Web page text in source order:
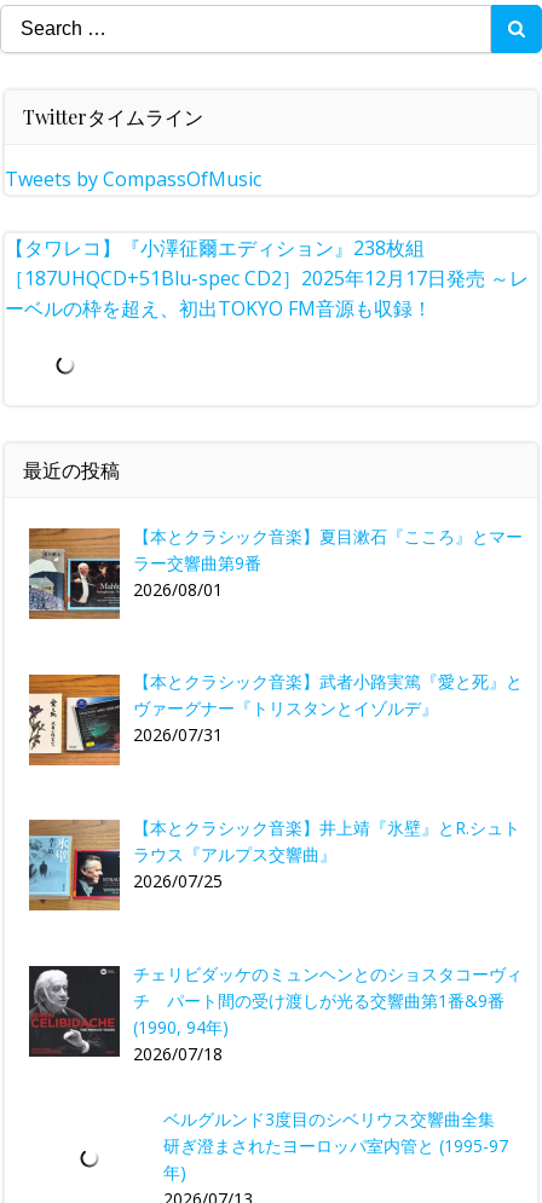
Search
for:
Twitterタイムライン
Tweets by CompassOfMusic
【タワレコ】『小澤征爾エディション』238枚組
［187UHQCD+51Blu-spec CD2］2025年12月17日発売 ～レ
ーベルの枠を超え、初出TOKYO FM音源も収録！
最近の投稿
【本とクラシック音楽】夏目漱石『こころ』とマー
ラー交響曲第9番
2026/08/01
【本とクラシック音楽】武者小路実篤『愛と死』と
ヴァーグナー『トリスタンとイゾルデ』
2026/07/31
【本とクラシック音楽】井上靖『氷壁』とR.シュト
ラウス『アルプス交響曲』
2026/07/25
チェリビダッケのミュンヘンとのショスタコーヴィ
チ パート間の受け渡しが光る交響曲第1番&9番
(1990, 94年)
2026/07/18
ベルグルンド3度目のシベリウス交響曲全集
研ぎ澄まされたヨーロッパ室内管と (1995-97
年)